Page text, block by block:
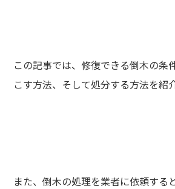
この記事では、修復できる倒木の条
こす方法、そして処分する方法を紹
また、倒木の処理を業者に依頼する